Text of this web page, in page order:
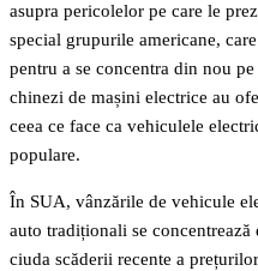
asupra pericolelor pe care le
special grupurile americane,
pentru a se concentra din nou
chinezi de mașini electrice au
ceea ce face ca vehiculele
populare.
În SUA, vânzările de vehicule
auto tradiționali se
ciuda scăderii recente a